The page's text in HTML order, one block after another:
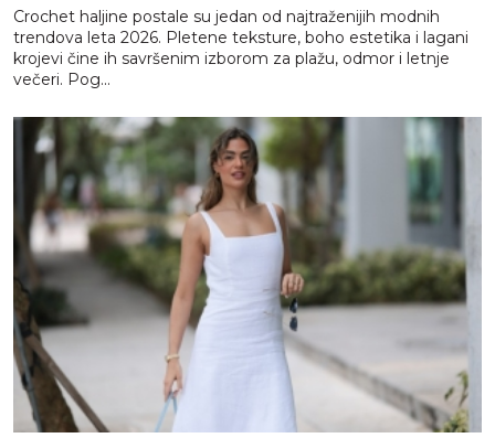
Crochet haljine postale su jedan od najtraženijih modnih
trendova leta 2026. Pletene teksture, boho estetika i lagani
krojevi čine ih savršenim izborom za plažu, odmor i letnje
večeri. Pog...